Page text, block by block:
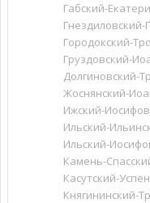
Габский-
Городокский-
Груздовский-
Долгиновский-
Жоснянский-
Ижский-
Ильский-
Ильский-
Камень-
Касутский-
Княгининский-